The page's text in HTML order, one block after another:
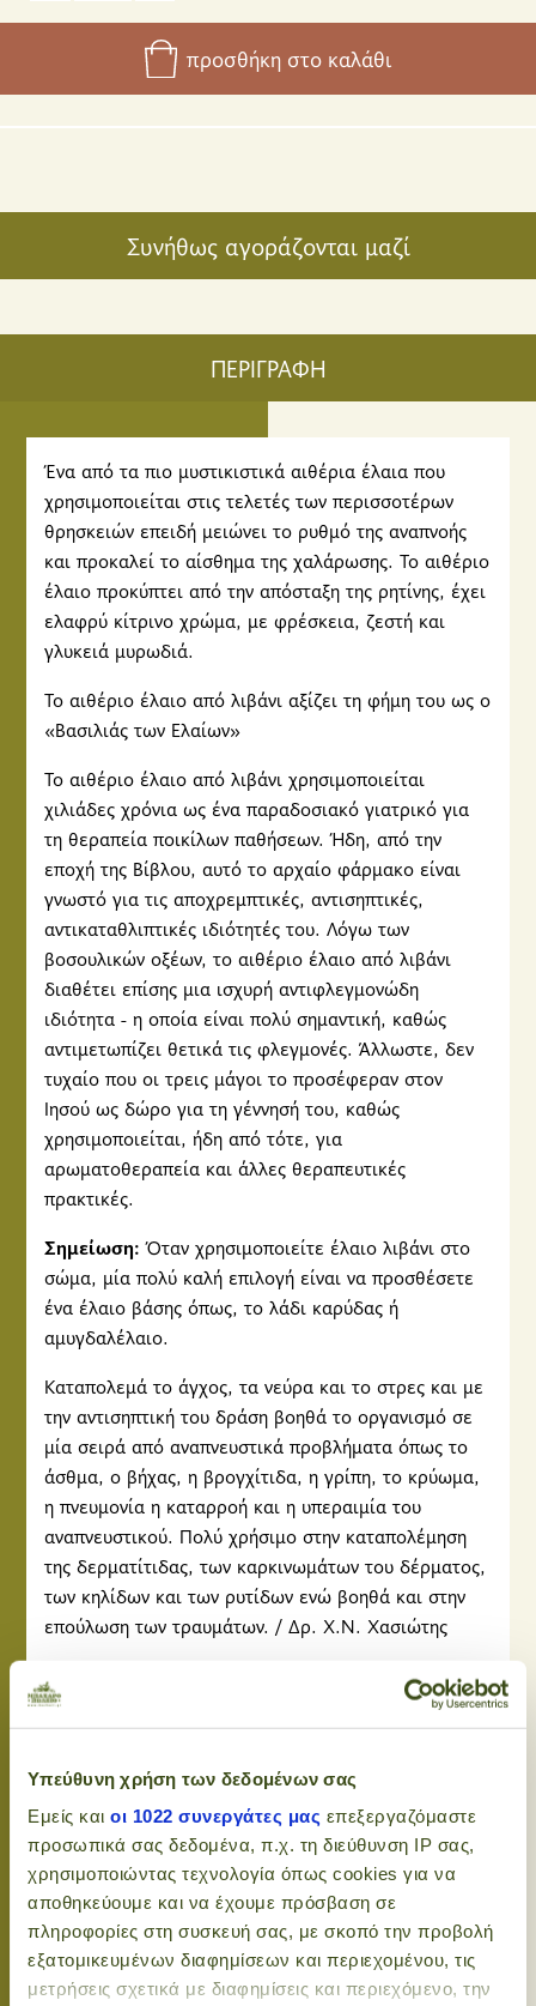
Υπεύθυνη χρήση των δεδομένων σας
Εμείς και οι 1022 συνεργάτες μας επεξεργαζόμαστε
προσωπικά σας δεδομένα, π.χ. τη διεύθυνση IP σας,
χρησιμοποιώντας τεχνολογία όπως cookies για να
αποθηκεύουμε και να έχουμε πρόσβαση σε
πληροφορίες στη συσκευή σας, με σκοπό την προβολή
εξατομικευμένων διαφημίσεων και περιεχομένου, τις
μετρήσεις σχετικά με διαφημίσεις και περιεχόμενο, την
προσθήκη στο καλάθι
Συνήθως αγοράζονται μαζί
ΠΕΡΙΓΡΑΦΗ
Ένα από τα πιο μυστικιστικά αιθέρια έλαια που
χρησιμοποιείται στις τελετές των περισσοτέρων
θρησκειών επειδή μειώνει το ρυθμό της αναπνοής
και προκαλεί το αίσθημα της χαλάρωσης. Το αιθέριο
έλαιο προκύπτει από την απόσταξη της ρητίνης, έχει
ελαφρύ κίτρινο χρώμα, με φρέσκεια, ζεστή και
γλυκειά μυρωδιά.
Το αιθέριο έλαιο από λιβάνι αξίζει τη φήμη του ως ο
«Βασιλιάς των Ελαίων»
Το αιθέριο έλαιο από λιβάνι χρησιμοποιείται
χιλιάδες χρόνια ως ένα παραδοσιακό γιατρικό για
τη θεραπεία ποικίλων παθήσεων. Ήδη, από την
εποχή της Βίβλου, αυτό το αρχαίο φάρμακο είναι
γνωστό για τις αποχρεμπτικές, αντισηπτικές,
αντικαταθλιπτικές ιδιότητές του. Λόγω των
βοσουλικών οξέων, το αιθέριο έλαιο από λιβάνι
διαθέτει επίσης μια ισχυρή αντιφλεγμονώδη
ιδιότητα - η οποία είναι πολύ σημαντική, καθώς
αντιμετωπίζει θετικά τις φλεγμονές. Άλλωστε, δεν
τυχαίο που οι τρεις μάγοι το προσέφεραν στον
Ιησού ως δώρο για τη γέννησή του, καθώς
χρησιμοποιείται, ήδη από τότε, για
αρωματοθεραπεία και άλλες θεραπευτικές
πρακτικές.
Σημείωση:Όταν χρησιμοποιείτε έλαιο λιβάνι στο
σώμα, μία πολύ καλή επιλογή είναι να προσθέσετε
ένα έλαιο βάσης όπως, το λάδι καρύδας ή
αμυγδαλέλαιο.
Καταπολεμά το άγχος, τα νεύρα και το στρες και με
την αντισηπτική του δράση βοηθά το οργανισμό σε
μία σειρά από αναπνευστικά προβλήματα όπως το
άσθμα, ο βήχας, η βρογχίτιδα, η γρίπη, το κρύωμα,
η πνευμονία η καταρροή και η υπεραιμία του
αναπνευστικού. Πολύ χρήσιμο στην καταπολέμηση
της δερματίτιδας, των καρκινωμάτων του δέρματος,
των κηλίδων και των ρυτίδων ενώ βοηθά και στην
επούλωση των τραυμάτων. / Δρ. Χ.Ν. Χασιώτης
αρωματοθεραπεία, καθώς και για ιατρικούς
σκοπούς.
~ Το αιθέριο του λιβανιού βελτιώνει την πνευματική
διαύγεια και κάνει καλό στο άγχος και στην
κατάθλιψη. Όταν χρησιμοποιείται στην
αρωματοθεραπεία, το έλαιο εισπνέεται και έχει
κατασταλτική επίδραση που προκαλεί χαλάρωση,
ενώ παράλληλα μειώνει τα συναισθήματα του
άγχους, του θυμού και του άγχους. Είναι
κατευναστικό για το νευρικό σύστημα, για το άγχος